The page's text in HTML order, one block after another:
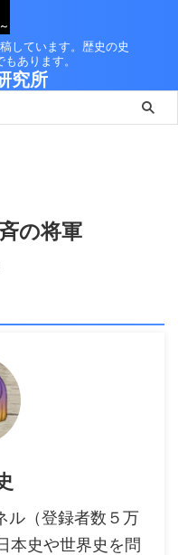
しています。歴史の史
あります。
究所
の将軍
ル（登録者数５万
本史や世界史を問